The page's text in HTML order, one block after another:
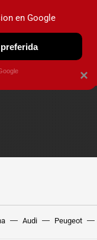
OBSERVATORIO
Audi Peugeot
×
en Google